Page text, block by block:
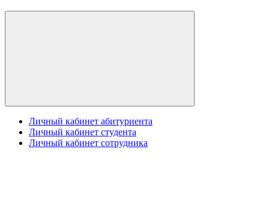
Личный кабинет абитуриента
Личный кабинет студента
Личный кабинет сотрудника